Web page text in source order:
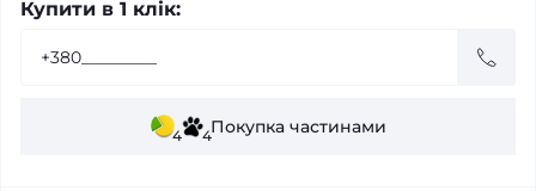
Купити в 1 клік:
4 4Покупка частинами